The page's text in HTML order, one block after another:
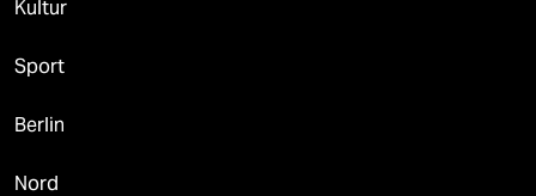
Kultur
Sport
Berlin
Nord